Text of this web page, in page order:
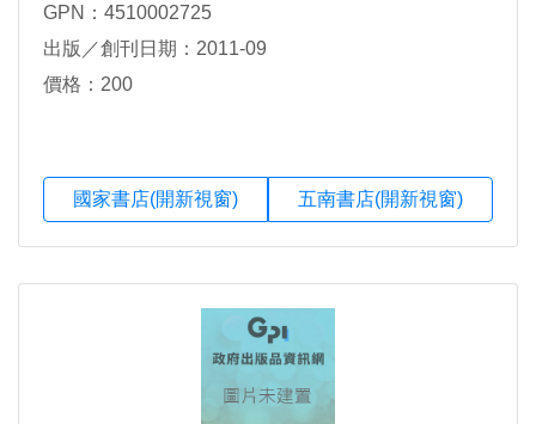
GPN：4510002725
出版／創刊日期：2011-09
價格：200
國家書店(開新視窗) 五南書店(開新視窗)